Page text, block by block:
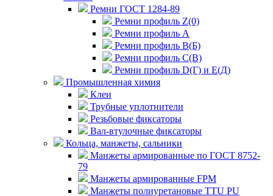
Ремни ГОСТ 1284-89
Ремни профиль Z(0)
Ремни профиль А
Ремни профиль В(Б)
Ремни профиль С(В)
Ремни профиль D(Г) и E(Д)
Промышленная химия
Клеи
Трубные уплотнители
Резьбовые фиксаторы
Вал-втулочные фиксаторы
Кольца, манжеты, сальники
Манжеты армированные по ГОСТ 8752-
79
Манжеты армированные FPM
Манжеты полиуретановые TTU PU